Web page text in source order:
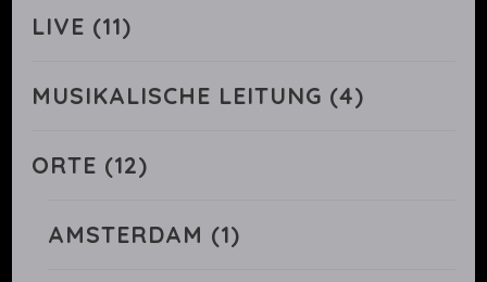
LIVE (11)
MUSIKALISCHE LEITUNG (4)
ORTE (12)
AMSTERDAM (1)